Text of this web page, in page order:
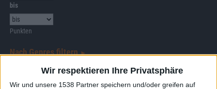
Wir respektieren Ihre Privatsphäre
Wir und unsere 1538 Partner speichern und/oder greifen auf
bis
Punkten
Nach Genres filtern►︎